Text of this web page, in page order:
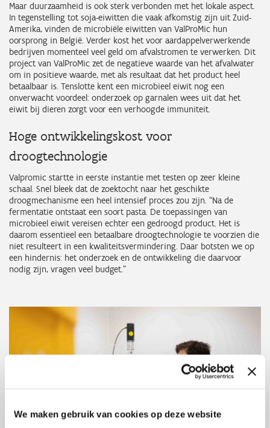
We maken gebruik van cookies op deze website
Maar duurzaamheid is ook sterk verbonden met het lokale aspect.
In tegenstelling tot soja-eiwitten die vaak afkomstig zijn uit Zuid-
Amerika, vinden de microbiële eiwitten van ValProMic hun
oorsprong in België. Verder kost het voor aardappelverwerkende
bedrijven momenteel veel geld om afvalstromen te verwerken. Dit
project van ValProMic zet de negatieve waarde van het afvalwater
om in positieve waarde, met als resultaat dat het product heel
betaalbaar is. Tenslotte kent een microbieel eiwit nog een
onverwacht voordeel: onderzoek op garnalen wees uit dat het
eiwit bij dieren zorgt voor een verhoogde immuniteit.
Hoge ontwikkelingskost voor
droogtechnologie
Valpromic startte in eerste instantie met testen op zeer kleine
schaal. Snel bleek dat de zoektocht naar het geschikte
droogmechanisme een heel intensief proces zou zijn. “Na de
fermentatie ontstaat een soort pasta. De toepassingen van
microbieel eiwit vereisen echter een gedroogd product. Het is
daarom essentieel een betaalbare droogtechnologie te voorzien die
niet resulteert in een kwaliteitsvermindering. Daar botsten we op
een hindernis: het onderzoek en de ontwikkeling die daarvoor
nodig zijn, vragen veel budget.”